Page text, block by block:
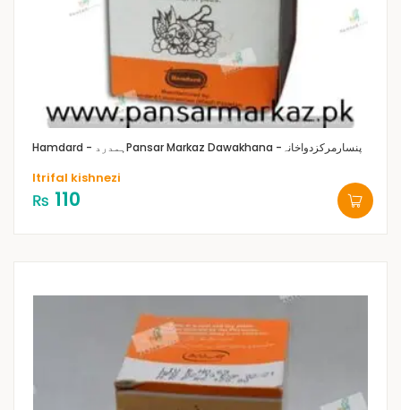
Hamdard - ہمدرد Pansar Markaz Dawakhana -پنسارمرکزدواخانہ
Itrifal kishnezi
₨ 110